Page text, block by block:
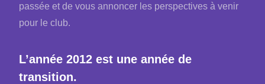
passée et de vous annoncer les perspectives à venir
pour le club.
L’année 2012 est une année de
transition.